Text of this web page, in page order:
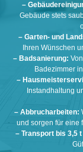
–
Gebäude stets
– Garten- und
Ihren Wünschen
– Badsanierung:
Badezimmer
–
Instandhaltung
– Abbrucharbeiten:
und sorgen für eine
– Transport bis 3,5